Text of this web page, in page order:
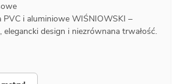
PVC i aluminiowe WIŚNIOWSKI –
elegancki design i niezrównana trwałość.